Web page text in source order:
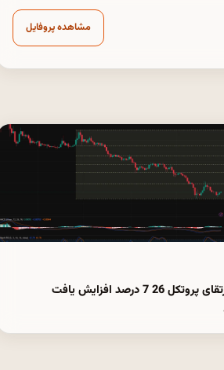
مشاهده پروفایل